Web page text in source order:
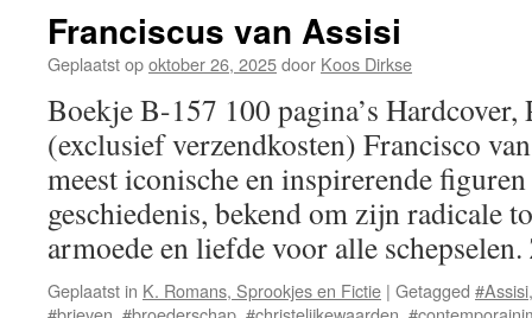
de
Franciscus van Assisi
Geplaatst opoktober 26, 2025door Koos Dirkse
Boekje B-157 100 pagina’s
(exclusief verzendkosten) Francisco
meest iconische en inspirerende
geschiedenis, bekend om zijn radicale
armoede en liefde voor alle
Geplaatst in K. Romans, Sprookjes en Fictie | Getagged #Assisi